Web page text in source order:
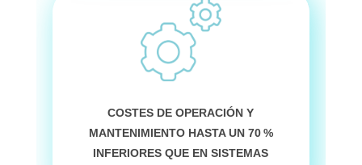
COSTES DE OPERACIÓN Y
MANTENIMIENTO HASTA UN 70 %
INFERIORES QUE EN SISTEMAS